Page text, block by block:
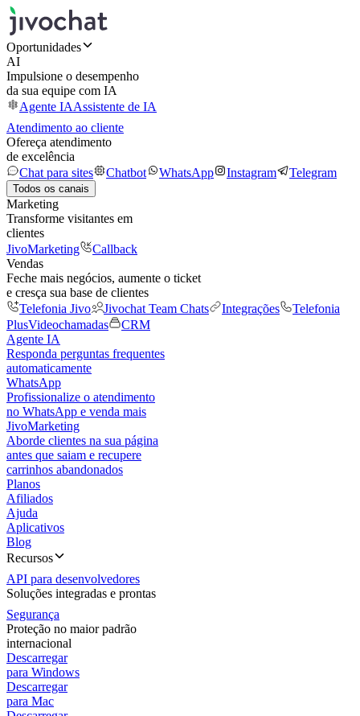
Oportunidades
AI
Impulsione o desempenho
da sua equipe com IA
Agente IAAssistente de IA
Atendimento ao cliente
Ofereça atendimento
de excelência
Chat para sites
Chatbot WhatsApp Instagram Telegram
Todos os canais
Marketing
Transforme visitantes em
clientes
JivoMarketing
Callback
Vendas
Feche mais negócios, aumente o ticket
e cresça sua base de clientes
Telefonia Jivo
Jivochat Team Chats Integrações
Telefonia
PlusVideochamadas
CRM
Agente IA
Responda perguntas frequentes
automaticamente
WhatsApp
Profissionalize o atendimento
no WhatsApp e venda mais
JivoMarketing
Aborde clientes na sua página
antes que saiam e recupere
carrinhos abandonados
Planos
Afiliados
Ajuda
Aplicativos
Blog
Recursos
API para desenvolvedores
Soluções integradas e prontas
Segurança
Proteção no maior padrão
internacional
Descarregar
para Windows
Descarregar
para Mac